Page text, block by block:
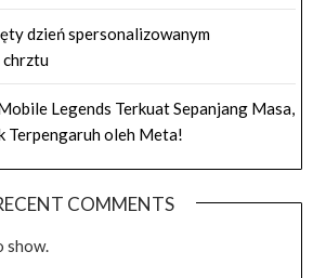
dzień spersonalizowanym
chrztu
Legends Terkuat Sepanjang Masa,
Terpengaruh oleh Meta!
COMMENTS
show.